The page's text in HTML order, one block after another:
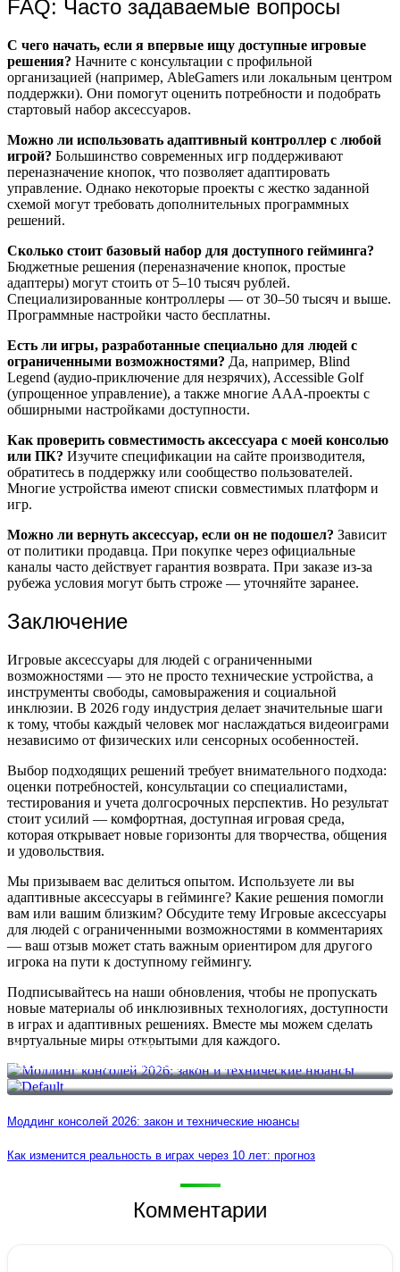
FAQ: Часто задаваемые вопросы
С чего начать, если я впервые ищу доступные игровые
решения? Начните с консультации с профильной
организацией (например, AbleGamers или локальным центром
поддержки). Они помогут оценить потребности и подобрать
стартовый набор аксессуаров.
Можно ли использовать адаптивный контроллер с любой
игрой? Большинство современных игр поддерживают
переназначение кнопок, что позволяет адаптировать
управление. Однако некоторые проекты с жестко заданной
схемой могут требовать дополнительных программных
решений.
Сколько стоит базовый набор для доступного гейминга?
Бюджетные решения (переназначение кнопок, простые
адаптеры) могут стоить от 5–10 тысяч рублей.
Специализированные контроллеры — от 30–50 тысяч и выше.
Программные настройки часто бесплатны.
Есть ли игры, разработанные специально для людей с
ограниченными возможностями? Да, например, Blind
Legend (аудио-приключение для незрячих), Accessible Golf
(упрощенное управление), а также многие AAA-проекты с
обширными настройками доступности.
Как проверить совместимость аксессуара с моей консолью
или ПК? Изучите спецификации на сайте производителя,
обратитесь в поддержку или сообщество пользователей.
Многие устройства имеют списки совместимых платформ и
игр.
Можно ли вернуть аксессуар, если он не подошел? Зависит
от политики продавца. При покупке через официальные
каналы часто действует гарантия возврата. При заказе из-за
рубежа условия могут быть строже — уточняйте заранее.
Заключение
Игровые аксессуары для людей с ограниченными
возможностями — это не просто технические устройства, а
инструменты свободы, самовыражения и социальной
инклюзии. В 2026 году индустрия делает значительные шаги
к тому, чтобы каждый человек мог наслаждаться видеоиграми
независимо от физических или сенсорных особенностей.
Выбор подходящих решений требует внимательного подхода:
оценки потребностей, консультации со специалистами,
тестирования и учета долгосрочных перспектив. Но результат
стоит усилий — комфортная, доступная игровая среда,
которая открывает новые горизонты для творчества, общения
и удовольствия.
Мы призываем вас делиться опытом. Используете ли вы
адаптивные аксессуары в гейминге? Какие решения помогли
вам или вашим близким? Обсудите тему Игровые аксессуары
для людей с ограниченными возможностями в комментариях
— ваш отзыв может стать важным ориентиром для другого
игрока на пути к доступному геймингу.
Подписывайтесь на наши обновления, чтобы не пропускать
новые материалы об инклюзивных технологиях, доступности
в играх и адаптивных решениях. Вместе мы можем сделать
виртуальные миры открытыми для каждого.
Моддинг консолей 2026: закон и технические нюансы
Как изменится реальность в играх через 10 лет: прогноз
Моддинг консолей 2026: закон и технические нюансы
Как изменится реальность в играх через 10 лет: прогноз
Комментарии